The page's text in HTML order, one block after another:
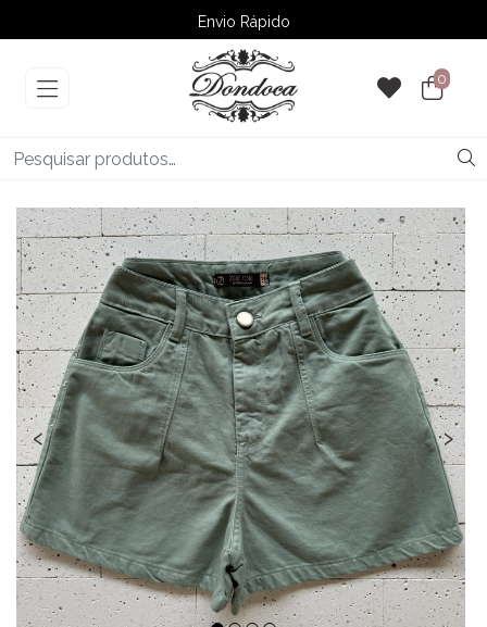
Envio Rápido
➚ Ofertas– Até 60% OFF
0
‹ ›